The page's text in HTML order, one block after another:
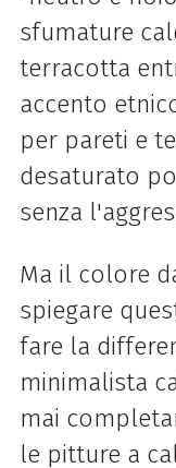
sfumature
terracotta
accento
per pareti e
desaturato
senza
Ma il colore
spiegare
fare la
minimalista
mai
le pitture a